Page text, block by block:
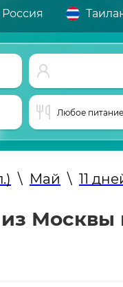
Россия
Любое питание
\ Май \ 11
Москвы